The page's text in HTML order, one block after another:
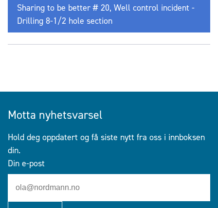
Sharing to be better # 20, Well control incident -
Drilling 8-1/2 hole section
Motta nyhetsvarsel
Hold deg oppdatert og få siste nytt fra oss i innboksen
din.
Din e-post